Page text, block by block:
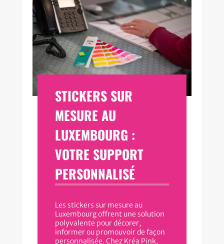
STICKERS SUR
MESURE AU
LUXEMBOURG :
VOTRE SUPPORT
PERSONNALISÉ
Les stickers sur mesure au
Luxembourg offrent une solution
polyvalente pour décorer,
informer ou promouvoir de façon
personnalisée. Chez Kréa Pink,